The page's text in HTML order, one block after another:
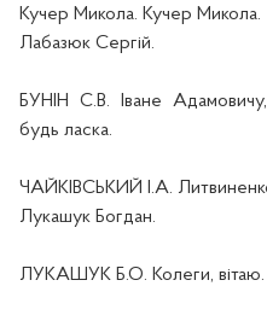
Кучер Микола. Кучер Микола.
Лабазюк Сергій.
БУНІН С.В. Іване
будь ласка.
ЧАЙКІВСЬКИЙ І.А.
Лукашук Богдан.
ЛУКАШУК Б.О. Колеги, вітаю.